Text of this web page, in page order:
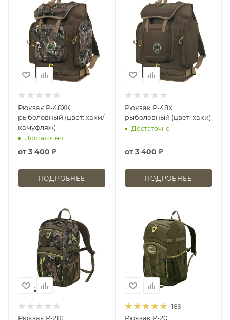
Рюкзак Р-48ХК
рыболовный (цвет: хаки/
камуфляж)
Достаточно
от3 400 ₽
ПОДРОБНЕЕ
Рюкзак Р-48Х
рыболовный (цвет: хаки)
Достаточно
от3 400 ₽
ПОДРОБНЕЕ
Рюкзак Р-21К
189
Рюкзак Р-20